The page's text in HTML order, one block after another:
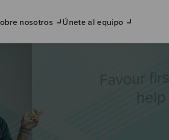
nosotros Únete al equipo